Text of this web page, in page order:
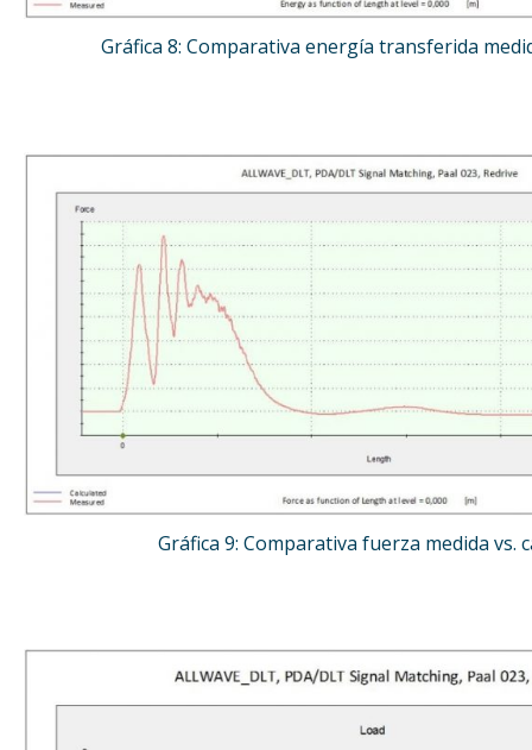
Gráfica 8: Comparativa energía transferida
Gráfica 9: Comparativa fuerza medida vs.